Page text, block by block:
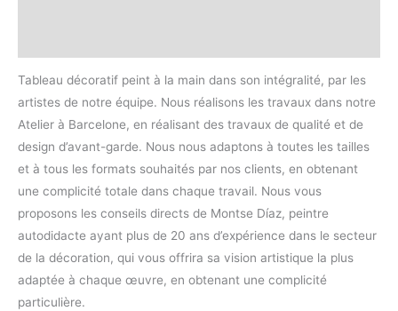
Tableau décoratif peint à la main dans son intégralité, par les
artistes de notre équipe. Nous réalisons les travaux dans notre
Atelier à Barcelone, en réalisant des travaux de qualité et de
design d’avant-garde. Nous nous adaptons à toutes les tailles
et à tous les formats souhaités par nos clients, en obtenant
une complicité totale dans chaque travail. Nous vous
proposons les conseils directs de Montse Díaz, peintre
autodidacte ayant plus de 20 ans d’expérience dans le secteur
de la décoration, qui vous offrira sa vision artistique la plus
adaptée à chaque œuvre, en obtenant une complicité
particulière.